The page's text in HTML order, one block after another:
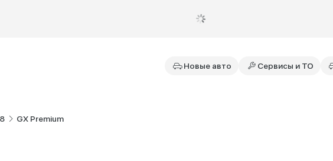
Новые авто Сервисы и ТО
GX Premium